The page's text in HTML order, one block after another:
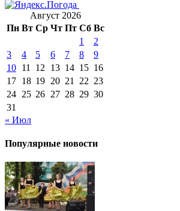
Август 2026
Пн Вт Ср Чт Пт Сб Вс
1
2
3
4 5 6 7 8
9
10 11 12 13 14 15 16
17 18 19 20 21 22 23
24 25 26 27 28 29 30
31
« Июл
Популярные новости